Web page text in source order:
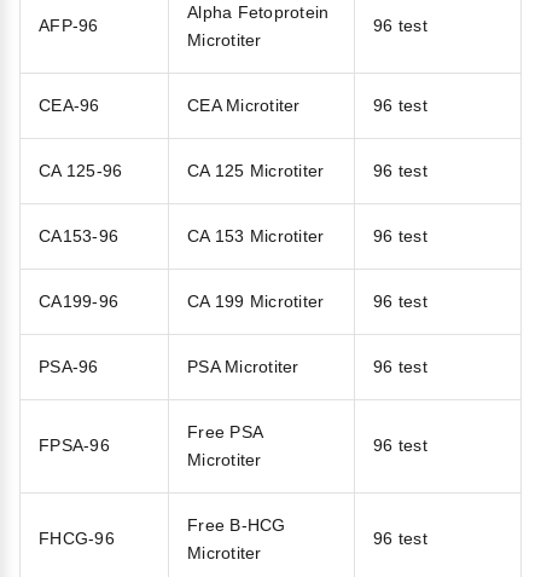
AFP-96
Alpha Fetoprotein
Microtiter
96 test
CEA-96 CEA Microtiter 96 test
CA 125-96 CA 125 Microtiter 96 test
CA153-96 CA 153 Microtiter 96 test
CA199-96 CA 199 Microtiter 96 test
PSA-96 PSA Microtiter 96 test
FPSA-96
Free PSA
Microtiter
96 test
FHCG-96
Free B-HCG
Microtiter
96 test